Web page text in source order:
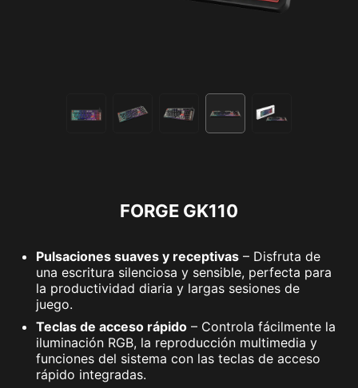
FORGE GK110
Pulsaciones suaves y receptivas – Disfruta de
una escritura silenciosa y sensible, perfecta para
la productividad diaria y largas sesiones de
juego.
Teclas de acceso rápido – Controla fácilmente la
iluminación RGB, la reproducción multimedia y
funciones del sistema con las teclas de acceso
rápido integradas.